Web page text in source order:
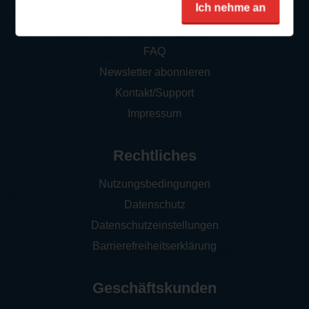
Ich nehme an
FAQ
Newsletter abonnieren
Kontakt/Support
Impressum
Rechtliches
Nutzungsbedingungen
Datenschutz
Datenschutzeinstellungen
Barrierefreiheitserklärung
Geschäftskunden